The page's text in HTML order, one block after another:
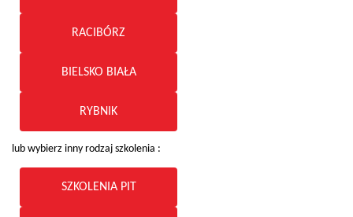
RACIBÓRZ
BIELSKO BIAŁA
RYBNIK
lub wybierz inny rodzaj szkolenia :
SZKOLENIA PIT